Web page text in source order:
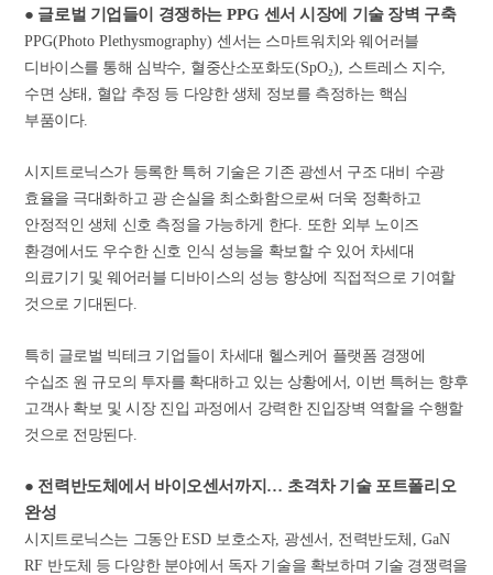
● 글로벌 기업들이 경쟁하는 PPG 센서 시장에 기술 장벽 구축
PPG(Photo Plethysmography) 센서는 스마트워치와 웨어러블
디바이스를 통해 심박수
혈중산소포화도(SpO₂), 스트레스 지수
수면 상태
혈압 추정 등 다양한 생체 정보를 측정하는 핵심
부품이다.
시지트로닉스가 등록한 특허 기술은 기존 광센서 구조 대비 수광
효율을 극대화하고 광 손실을 최소화함으로써 더욱 정확하고
안정적인 생체 신호 측정을 가능하게 한다.
또한 외부 노이즈
환경에서도 우수한 신호 인식 성능을 확보할 수 있어 차세대
의료기기 및 웨어러블 디바이스의 성능 향상에 직접적으로 기여할
것으로 기대된다.
특히 글로벌 빅테크 기업들이 차세대 헬스케어 플랫폼 경쟁에
수십조 원 규모의 투자를 확대하고 있는 상황에서
이번 특허는 향후
고객사 확보 및 시장 진입 과정에서 강력한 진입장벽 역할을 수행할
것으로 전망된다.
● 전력반도체에서 바이오센서까지 … 초격차 기술 포트폴리오
완성
시지트로닉스는 그동안 ESD 보호소자, 광센서 전력반도체
, GaN
RF 반도체 등 다양한 분야에서 독자 기술을 확보하며 기술 경쟁력을